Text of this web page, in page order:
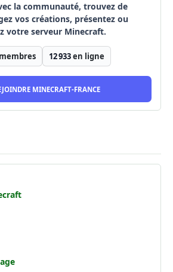
la communauté, trouvez de
vos créations, présentez ou
votre serveur Minecraft.
12 933en ligne
MINECRAFT-FRANCE